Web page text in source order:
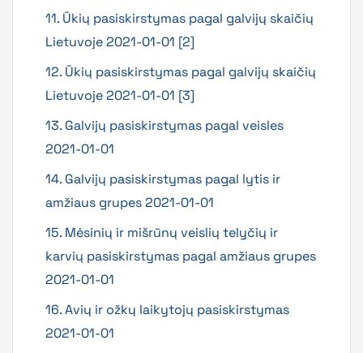
11. Ūkių pasiskirstymas pagal galvijų skaičių
Lietuvoje 2021-01-01 [2]
12. Ūkių pasiskirstymas pagal galvijų skaičių
Lietuvoje 2021-01-01 [3]
13. Galvijų pasiskirstymas pagal veisles
2021-01-01
14. Galvijų pasiskirstymas pagal lytis ir
amžiaus grupes 2021-01-01
15. Mėsinių ir mišrūnų veislių telyčių ir
karvių pasiskirstymas pagal amžiaus grupes
2021-01-01
16. Avių ir ožkų laikytojų pasiskirstymas
2021-01-01